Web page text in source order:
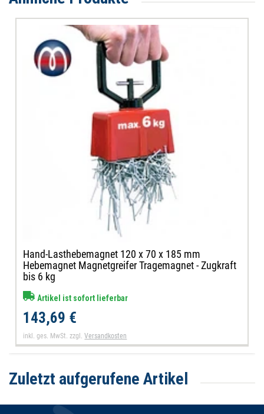
Hand-Lasthebemagnet 120 x 70 x 185 mm
Hebemagnet Magnetgreifer Tragemagnet - Zugkraft
bis 6 kg
Artikel ist sofort lieferbar
143,69 €
inkl. ges. MwSt. zzgl.Versandkosten
Zuletzt aufgerufene Artikel